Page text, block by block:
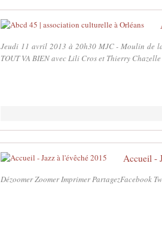
Jeudi 11 avril 2013 à 20h30 MJC - Moulin de
TOUT VA BIEN avec Lili Cros et Thierry
Accueil -
Dézoomer Zoomer Imprimer PartagezFacebook